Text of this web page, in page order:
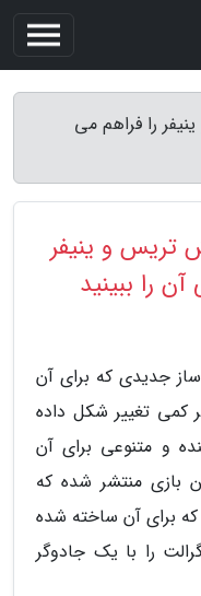
و ینیفر را فراهم می
در نقش تریس و ینیفر
را ببینید
3 با ابزار مادساز جدیدی که برای آن
کمی تغییر شکل داده
و متنوعی برای آن
بازی منتشر شده که
که برای آن ساخته شده
را با یک جادوگر